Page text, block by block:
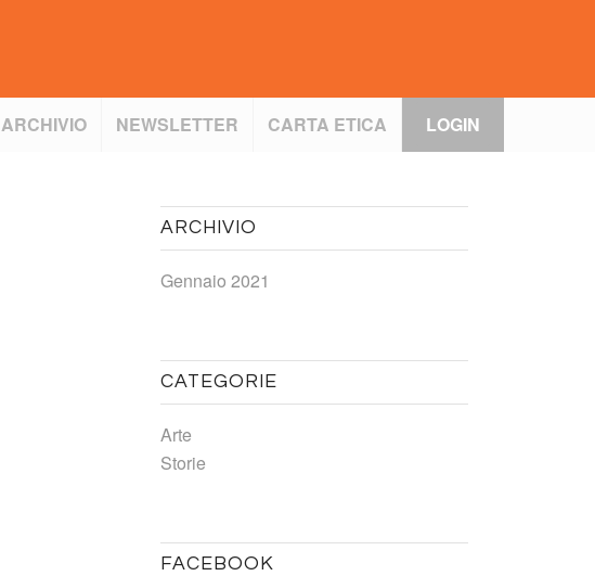
ARCHIVIO NEWSLETTER CARTA ETICA LOGIN
ARCHIVIO
Gennaio 2021
CATEGORIE
Arte
Storie
FACEBOOK